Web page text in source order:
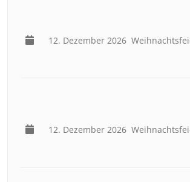
12. Dezember 2026
12. Dezember 2026